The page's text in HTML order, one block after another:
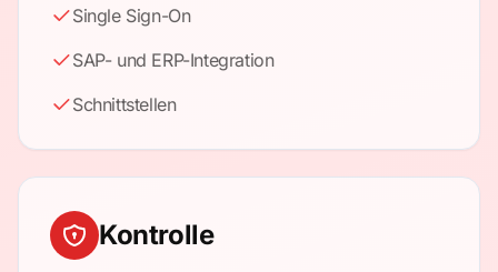
Single Sign-On
SAP- und ERP-Integration
Schnittstellen
Kontrolle